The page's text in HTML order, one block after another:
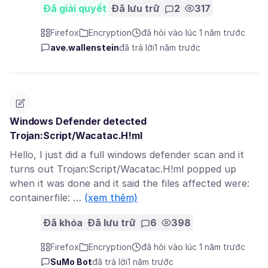
Đã giải quyết Đã lưu trữ 2 317
Firefox Encryption
đã hỏi vào lúc 1 năm trước
ave.wallensteinđã trả lời1 năm trước
Windows Defender detected
Trojan:Script/Wacatac.H!ml
Hello, I just did a full windows defender scan and it
turns out Trojan:Script/Wacatac.H!ml popped up
when it was done and it said the files affected were:
containerfile: … (xem thêm)
Đã khóa Đã lưu trữ 6 398
Firefox Encryption
đã hỏi vào lúc 1 năm trước
SuMo Botđã trả lời1 năm trước